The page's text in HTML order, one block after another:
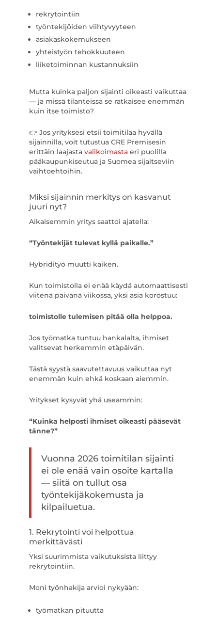
rekrytointiin
työntekijöiden viihtyvyyteen
asiakaskokemukseen
yhteistyön tehokkuuteen
liiketoiminnan kustannuksiin
Mutta kuinka paljon sijainti oikeasti vaikuttaa
— ja missä tilanteissa se ratkaisee enemmän
kuin itse toimisto?
👉 Jos yrityksesi etsii toimitilaa hyvällä
sijainnilla, voit tutustua CRE Premisesin
erittäin laajasta valikoimastaeri puolilla
pääkaupunkiseutua ja Suomea sijaitseviin
vaihtoehtoihin.
Miksi sijainnin merkitys on kasvanut
juuri nyt?
Aikaisemmin yritys saattoi ajatella:
“Työntekijät tulevat kyllä paikalle.”
Hybridityö muutti kaiken.
Kun toimistolla ei enää käydä automaattisesti
viitenä päivänä viikossa, yksi asia korostuu:
toimistolle tulemisen pitää olla helppoa.
Jos työmatka tuntuu hankalalta, ihmiset
valitsevat herkemmin etäpäivän.
Tästä syystä saavutettavuus vaikuttaa nyt
enemmän kuin ehkä koskaan aiemmin.
Yritykset kysyvät yhä useammin:
“Kuinka helposti ihmiset oikeasti pääsevät
tänne?”
Vuonna 2026 toimitilan sijainti
ei ole enää vain osoite kartalla
— siitä on tullut osa
työntekijäkokemusta ja
kilpailuetua.
1. Rekrytointi voi helpottua
merkittävästi
Yksi suurimmista vaikutuksista liittyy
rekrytointiin.
Moni työnhakija arvioi nykyään:
työmatkan pituutta